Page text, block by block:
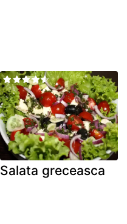
Salata greceasca